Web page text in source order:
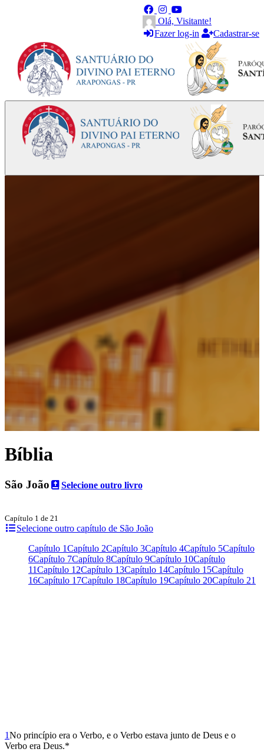
Olá, Visitante!
Fazer log-in
Cadastrar-se
Bíblia
São João Selecione outro livro
Capítulo 1 de 21
Selecione outro capítulo de São João
Capítulo 1Capítulo 2Capítulo 3Capítulo 4Capítulo 5Capítulo
6Capítulo 7Capítulo 8Capítulo 9Capítulo 10Capítulo
11Capítulo 12Capítulo 13Capítulo 14Capítulo 15Capítulo
16Capítulo 17Capítulo 18Capítulo 19Capítulo 20Capítulo 21
1No princípio era o Verbo, e o Verbo estava junto de Deus e o
Verbo era Deus.*